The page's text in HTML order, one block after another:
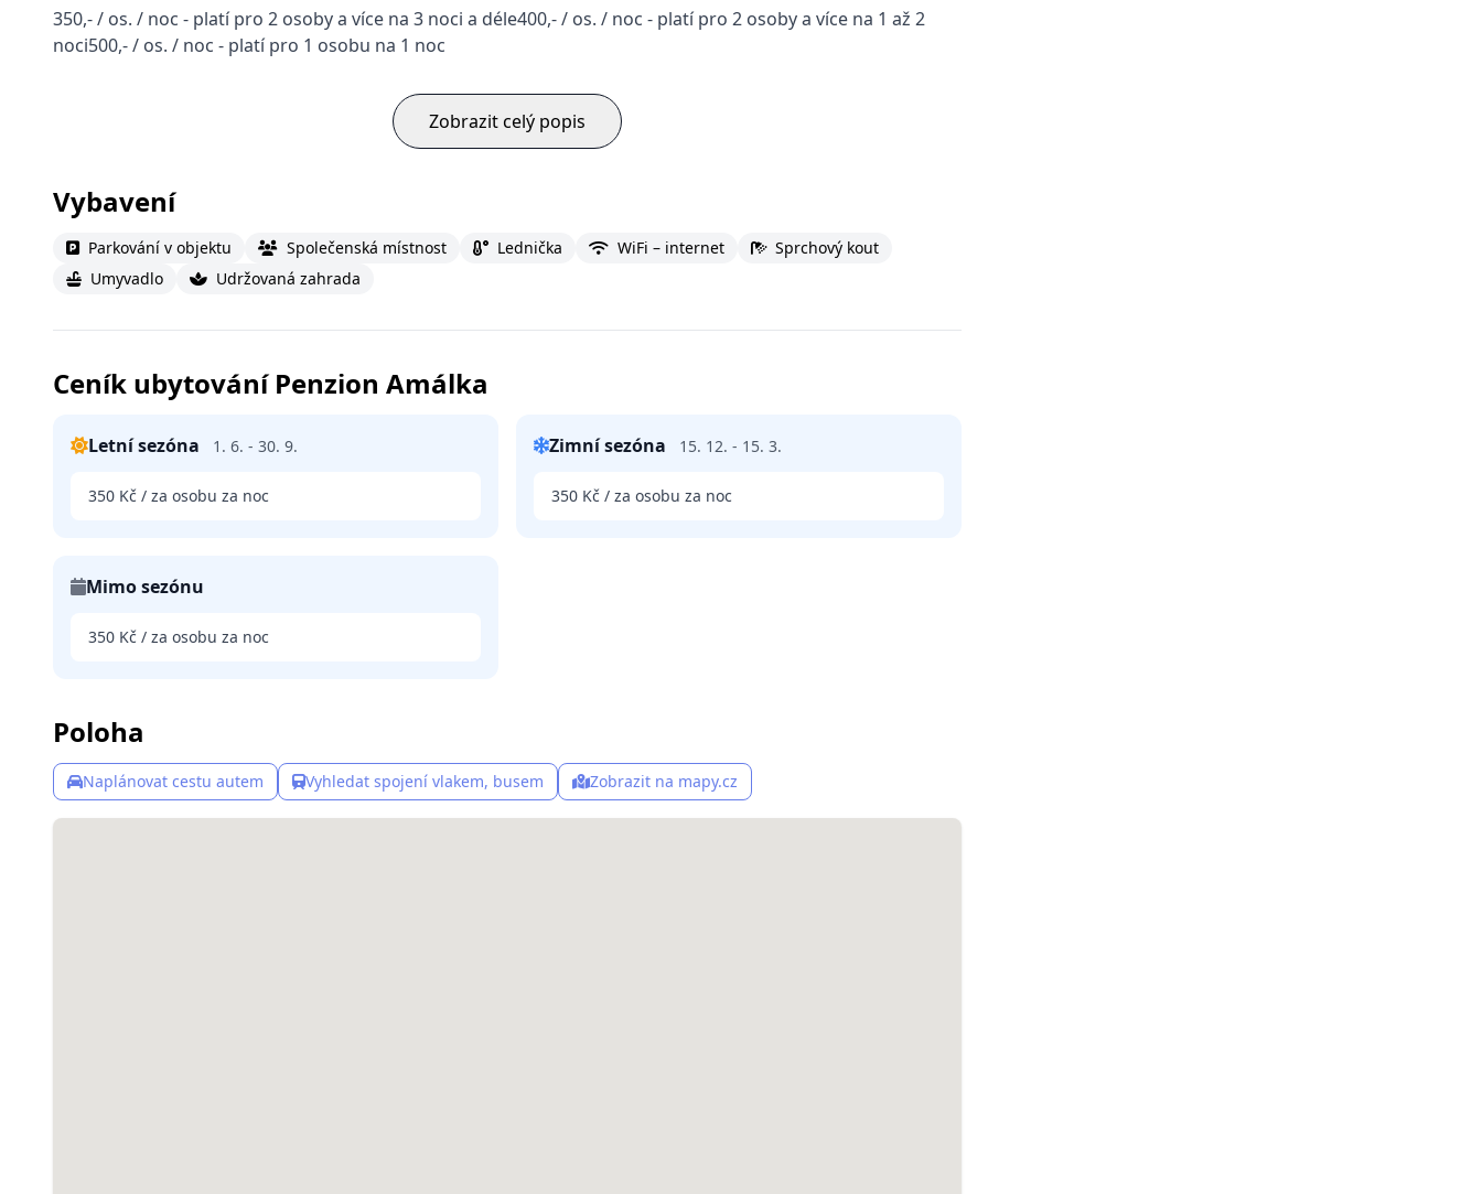
350,- / os. / noc - platí pro 2 osoby a více na 3 noci a déle400,- / os. / noc - platí pro 2 osoby a více na 1 až 2
noci500,- / os. / noc - platí pro 1 osobu na 1 noc
Zobrazit celý popis
Vybavení
Parkování v objektu Společenská místnost Lednička WiFi – internet
Sprchový kout
Umyvadlo
Udržovaná zahrada
Ceník ubytování Penzion Amálka
Letní sezóna 1. 6. - 30. 9.
350 Kč / za osobu za noc
Zimní sezóna 15. 12. - 15. 3.
350 Kč / za osobu za noc
Mimo sezónu
350 Kč / za osobu za noc
Poloha
Naplánovat cestu autem Vyhledat spojení vlakem, busem Zobrazit na mapy.cz